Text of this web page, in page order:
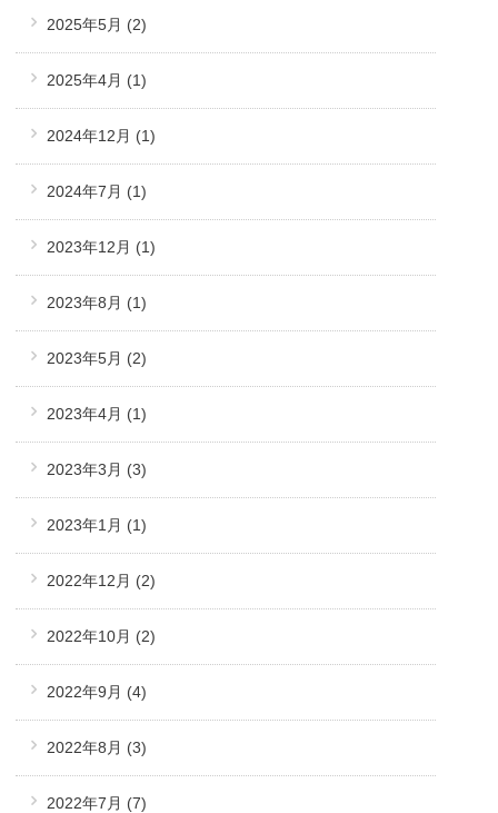
2025年5月 (2)
2025年4月 (1)
2024年12月 (1)
2024年7月 (1)
2023年12月 (1)
2023年8月 (1)
2023年5月 (2)
2023年4月 (1)
2023年3月 (3)
2023年1月 (1)
2022年12月 (2)
2022年10月 (2)
2022年9月 (4)
2022年8月 (3)
2022年7月 (7)